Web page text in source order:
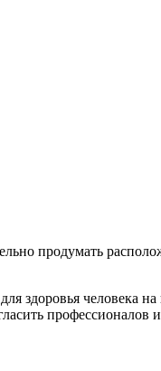
продумать
здоровья человека
профессионалов